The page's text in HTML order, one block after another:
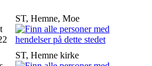
ST, Hemne, Moe
ST, Hemne kirke